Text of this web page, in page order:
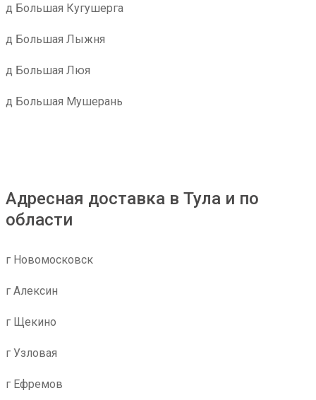
д Большая Кугушерга
д Большая Лыжня
д Большая Люя
д Большая Мушерань
Адресная доставка в Тула и по
области
г Новомосковск
г Алексин
г Щекино
г Узловая
г Ефремов